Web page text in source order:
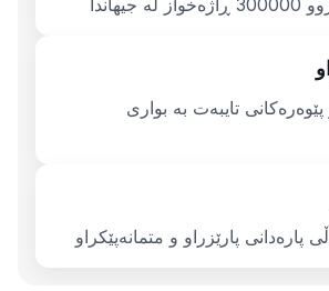
پێوەرەکانی تایبەت بە بواری
پارەدانی پارێزراو و متمانەپێکراو